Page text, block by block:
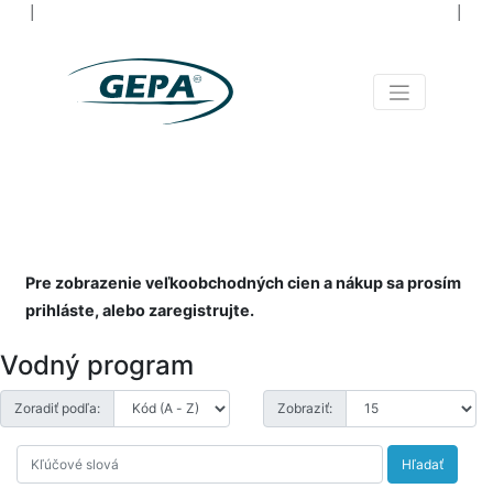
Pre zobrazenie veľkoobchodných cien a nákup sa prosím
prihláste, alebo zaregistrujte.
Vodný program
Zoradiť podľa: Zobraziť:
Hľadať